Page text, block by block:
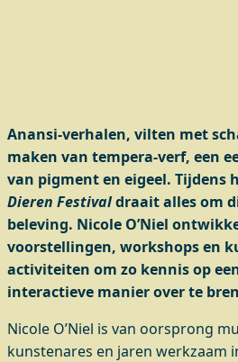
Anansi-verhalen, vilten met
maken van tempera-verf, een
van pigment en eigeel. Tijdens
Dieren Festivaldraait alles om
beleving. Nicole O’Niel
voorstellingen, workshops en
activiteiten om zo kennis op
interactieve manier over te
Nicole O’Niel is van oorsprong
kunstenares en jaren werkzaam